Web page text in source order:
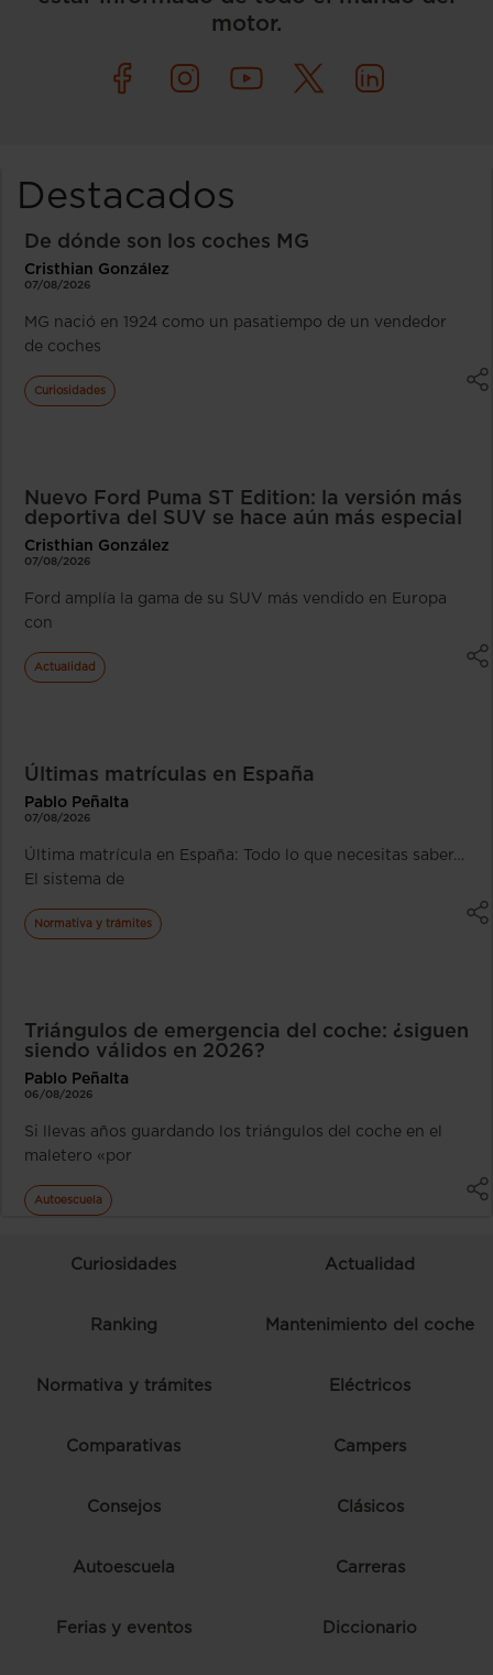
motor.
Destacados
De dónde son los coches MG
Cristhian González
07/08/2026
MG nació en 1924 como un pasatiempo de un vendedor
de coches
Curiosidades
Nuevo Ford Puma ST Edition: la versión más
deportiva del SUV se hace aún más especial
Cristhian González
07/08/2026
Ford amplía la gama de su SUV más vendido en Europa
con
Actualidad
Últimas matrículas en España
Pablo Peñalta
07/08/2026
Última matrícula en España: Todo lo que necesitas saber…
El sistema de
Normativa y trámites
Triángulos de emergencia del coche: ¿siguen
siendo válidos en 2026?
Pablo Peñalta
06/08/2026
Si llevas años guardando los triángulos del coche en el
maletero «por
Autoescuela
Curiosidades Actualidad
Ranking Mantenimiento del coche
Normativa y trámites Eléctricos
Comparativas Campers
Consejos Clásicos
Autoescuela Carreras
Ferias y eventos Diccionario